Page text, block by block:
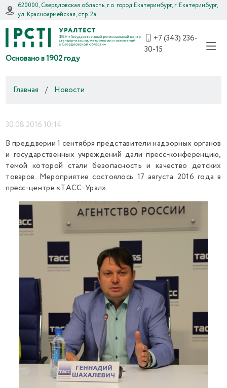
620000, Свердловская область, г.о. город Екатеринбург, г. Екатеринбург,
ул. Красноармейская, стр. 2а
Основано в 1902 году
+7 (343) 236-
30-15
Главная / Новости
30.08.2016 10:14
В преддверии 1 сентября представители надзорных органов
и государственных учреждений дали пресс-конференцию,
темой которой стали безопасность и качество детских
товаров. Мероприятие состоялось 17 августа 2016 года в
пресс-центре «ТАСС-Урал».